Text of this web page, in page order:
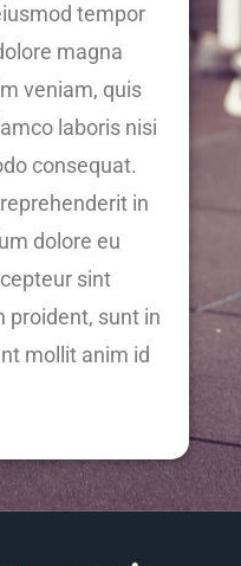
tempor
magna
veniam, quis
laboris nisi
consequat.
in
dolore eu
sint
proident, sunt in
mollit anim id